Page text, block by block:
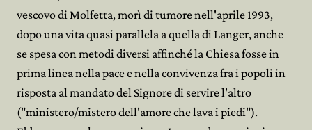
vescovo di Molfetta, morì di tumore nell'aprile 1993,
dopo una vita quasi parallela a quella di Langer, anche
se spesa con metodi diversi affinché la Chiesa fosse in
prima linea nella pace e nella convivenza fra i popoli in
risposta al mandato del Signore di servire l'altro
("ministero/mistero dell'amore che lava i piedi").